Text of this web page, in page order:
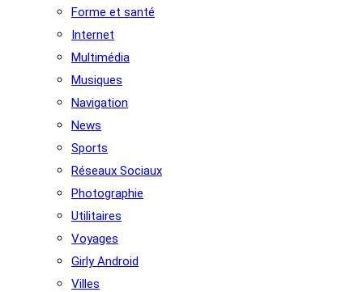
Forme et santé
Internet
Multimédia
Musiques
Navigation
News
Sports
Réseaux Sociaux
Photographie
Utilitaires
Voyages
Girly Android
Villes